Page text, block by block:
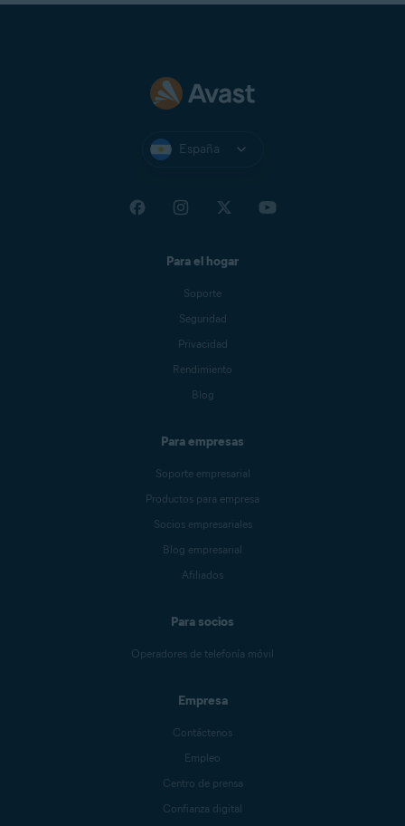
España
Para el hogar
Soporte
Seguridad
Privacidad
Rendimiento
Blog
Para empresas
Soporte empresarial
Productos para empresa
Socios empresariales
Blog empresarial
Afiliados
Para socios
Operadores de telefonía móvil
Empresa
Contáctenos
Empleo
Centro de prensa
Confianza digital